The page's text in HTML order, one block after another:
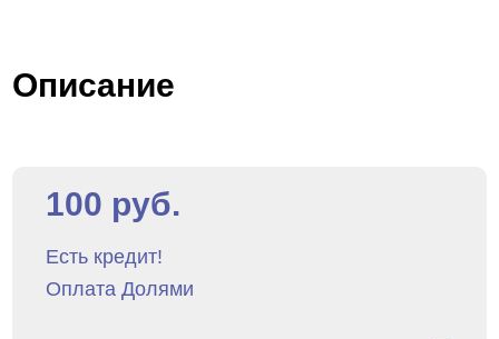
Описание
100 руб.
Есть кредит!
Оплата Долями